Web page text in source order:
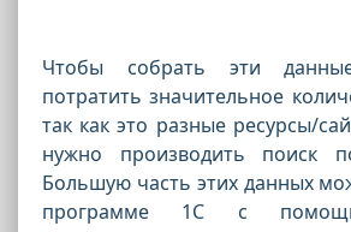
Чтобы собрать эти
потратить значительное
так как это разные ресурсы/
нужно производить поиск
Большую часть этих данных
программе 1С с